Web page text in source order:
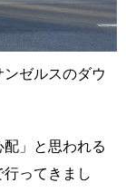
ゼルスのダウ
」と思われる
ってきまし